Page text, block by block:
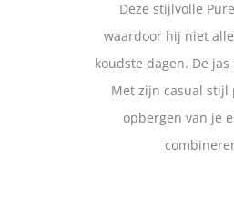
Deze stijlvolle
waardoor hij niet
koudste dagen. De
Met zijn casual stijl
opbergen van je